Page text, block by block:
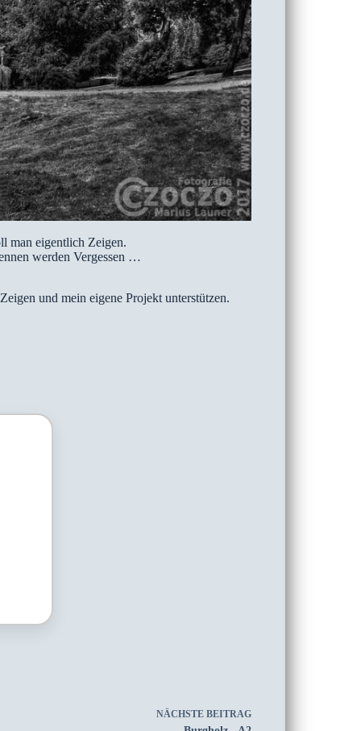
man eigentlich Zeigen.
werden Vergessen …
und mein eigene Projekt unterstützen.
NÄCHSTEBEITRAG